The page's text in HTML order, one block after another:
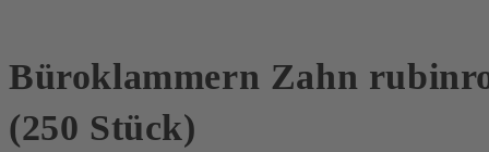
Büroklammern Zahn
(250 Stück)